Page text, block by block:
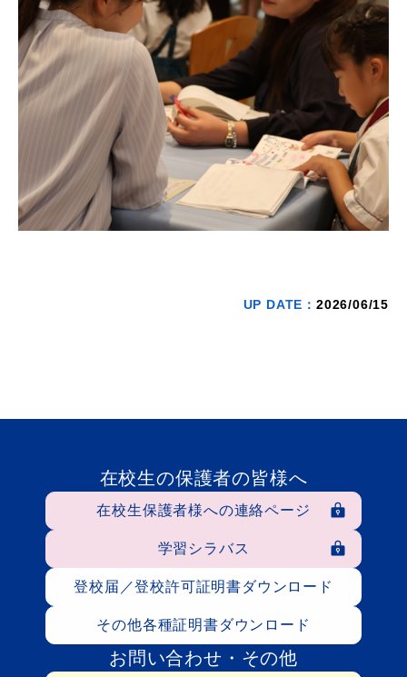
UP DATE： 2026/06/15
在校生の保護者の皆様へ
在校生保護者様への連絡ページ
学習シラバス
登校届／登校許可証明書ダウンロード
その他各種証明書ダウンロード
お問い合わせ・その他